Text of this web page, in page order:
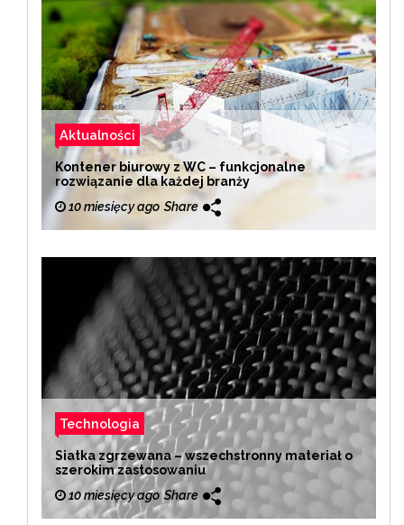
Aktualności
Kontener biurowy z WC – funkcjonalne
rozwiązanie dla każdej branży
10 miesięcy ago Share
Technologia
Siatka zgrzewana – wszechstronny materiał o
szerokim zastosowaniu
10 miesięcy ago Share